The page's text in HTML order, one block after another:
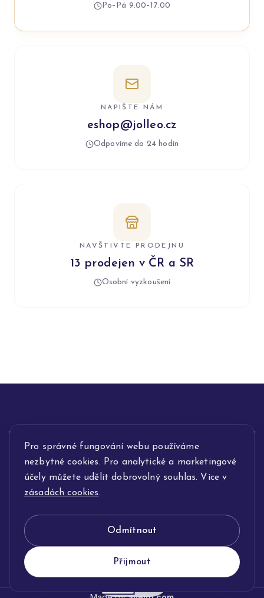
Pro správné fungování webu používáme
nezbytné cookies. Pro analytické a marketingové
účely můžete udělit dobrovolný souhlas. Více v
zásadách cookies.
Odmítnout
Přijmout
Po–Pá 9:00–17:00
NAPIŠTE NÁM
eshop@jolleo.cz
Odpovíme do 24 hodin
NAVŠTIVTE PRODEJNU
13 prodejen v ČR a SR
Osobní vyzkoušení
INFORMACE
POPIS SLUŽEB
KLENOTNICTVÍ JOLLEO